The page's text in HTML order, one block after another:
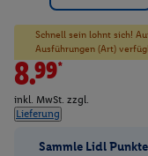
Schnell sein lohnt sich!
Ausführungen (Art)
8.99*
inkl. MwSt. zzgl.
Lieferung
Sammle Lidl